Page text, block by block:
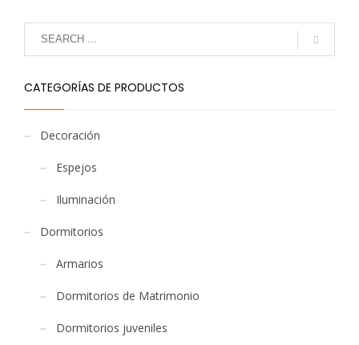
CATEGORÍAS DE PRODUCTOS
Decoración
Espejos
Iluminación
Dormitorios
Armarios
Dormitorios de Matrimonio
Dormitorios juveniles